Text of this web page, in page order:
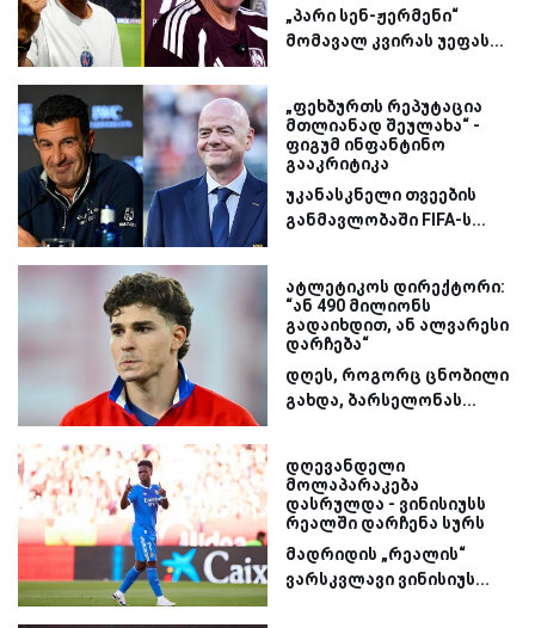
„პარი სენ-ჟერმენი“
მომავალ კვირას უეფას...
„ფეხბურთს რეპუტაცია
მთლიანად შეულახა“ -
ფიგუმ ინფანტინო
გააკრიტიკა
უკანასკნელი თვეების
განმავლობაში FIFA-ს...
ატლეტიკოს დირექტორი:
“ან 490 მილიონს
გადაიხდით, ან ალვარესი
დარჩება“
დღეს, როგორც ცნობილი
გახდა, ბარსელონას...
დღევანდელი
მოლაპარაკება
დასრულდა - ვინისიუსს
რეალში დარჩენა სურს
მადრიდის „რეალის“
ვარსკვლავი ვინისიუს...